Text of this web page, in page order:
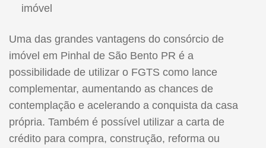
imóvel
Uma das grandes vantagens do consórcio de
imóvel em Pinhal de São Bento PR é a
possibilidade de utilizar o FGTS como lance
complementar, aumentando as chances de
contemplação e acelerando a conquista da casa
própria. Também é possível utilizar a carta de
crédito para compra, construção, reforma ou